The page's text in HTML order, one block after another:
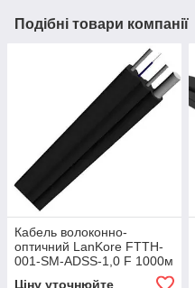
Подібні товари компанії
Кабель волоконно-
оптичний LanKore FTTH-
001-SM-ADSS-1,0 F 1000м
Ціну уточнюйте